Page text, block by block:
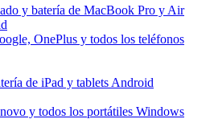
y batería de MacBook Pro y Air
OnePlus y todos los teléfonos
de iPad y tablets Android
y todos los portátiles Windows